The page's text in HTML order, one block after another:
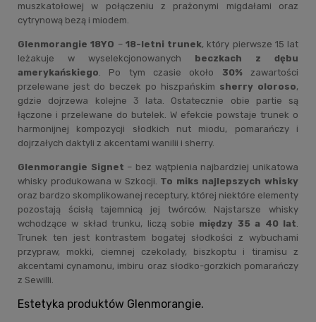
muszkatołowej w połączeniu z prażonymi migdałami oraz
cytrynową bezą i miodem.
Glenmorangie 18YO – 18-letni trunek, który pierwsze 15 lat
leżakuje w wyselekcjonowanych beczkach z dębu
amerykańskiego. Po tym czasie około 30%zawartości
przelewane jest do beczek po hiszpańskim sherry oloroso,
gdzie dojrzewa kolejne 3 lata. Ostatecznie obie partie są
łączone i przelewane do butelek. W efekcie powstaje trunek o
harmonijnej kompozycji słodkich nut miodu, pomarańczy i
dojrzałych daktyli z akcentami wanilii i sherry.
Glenmorangie Signet – bez wątpienia najbardziej unikatowa
whisky produkowana w Szkocji. To miks najlepszych whisky
oraz bardzo skomplikowanej receptury, której niektóre elementy
pozostają ścisłą tajemnicą jej twórców. Najstarsze whisky
wchodzące w skład trunku, liczą sobie między 35 a 40 lat.
Trunek ten jest kontrastem bogatej słodkości z wybuchami
przypraw, mokki, ciemnej czekolady, biszkoptu i tiramisu z
akcentami cynamonu, imbiru oraz słodko-gorzkich pomarańczy
z Sewilli.
Estetyka produktów Glenmorangie.